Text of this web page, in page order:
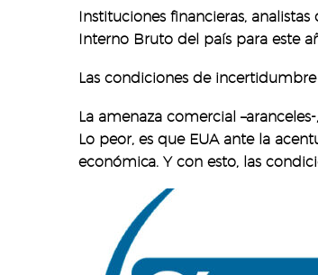
Instituciones financieras,
Interno Bruto del país para este
Las condiciones de
La amenaza comercial
Lo peor, es que EUA ante la
económica. Y con esto, las